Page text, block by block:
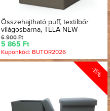
Összehajtható puff, textilbőr
világosbarna, TELA NEW
6 900 Ft
5 865 Ft
Kuponkód: BUTOR2026
-15%